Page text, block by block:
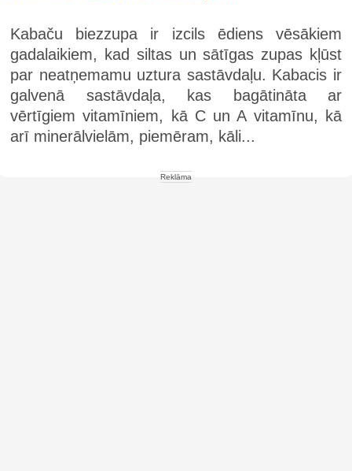
Kabaču biezzupa ir izcils ēdiens vēsākiem
gadalaikiem, kad siltas un sātīgas zupas kļūst
par neatņemamu uztura sastāvdaļu. Kabacis ir
galvenā sastāvdaļa, kas bagātināta ar
vērtīgiem vitamīniem, kā C un A vitamīnu, kā
arī minerālvielām, piemēram, kāli...
Reklāma